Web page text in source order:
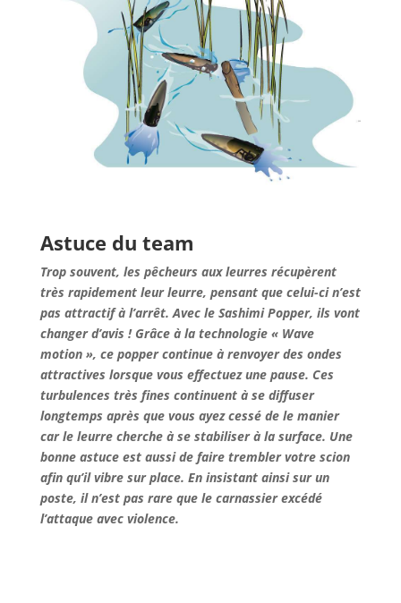
Astuce du team
Trop souvent, les pêcheurs aux leurres récupèrent
très rapidement leur leurre, pensant que celui-ci n’est
pas attractif à l’arrêt. Avec le Sashimi Popper, ils vont
changer d’avis ! Grâce à la technologie « Wave
motion », ce popper continue à renvoyer des ondes
attractives lorsque vous effectuez une pause. Ces
turbulences très fines continuent à se diffuser
longtemps après que vous ayez cessé de le manier
car le leurre cherche à se stabiliser à la surface. Une
bonne astuce est aussi de faire trembler votre scion
afin qu’il vibre sur place. En insistant ainsi sur un
poste, il n’est pas rare que le carnassier excédé
l’attaque avec violence.